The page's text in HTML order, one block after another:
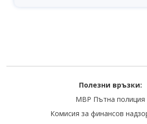
Полезни връзки:
МВР Пътна полиция
Комисия за финансов